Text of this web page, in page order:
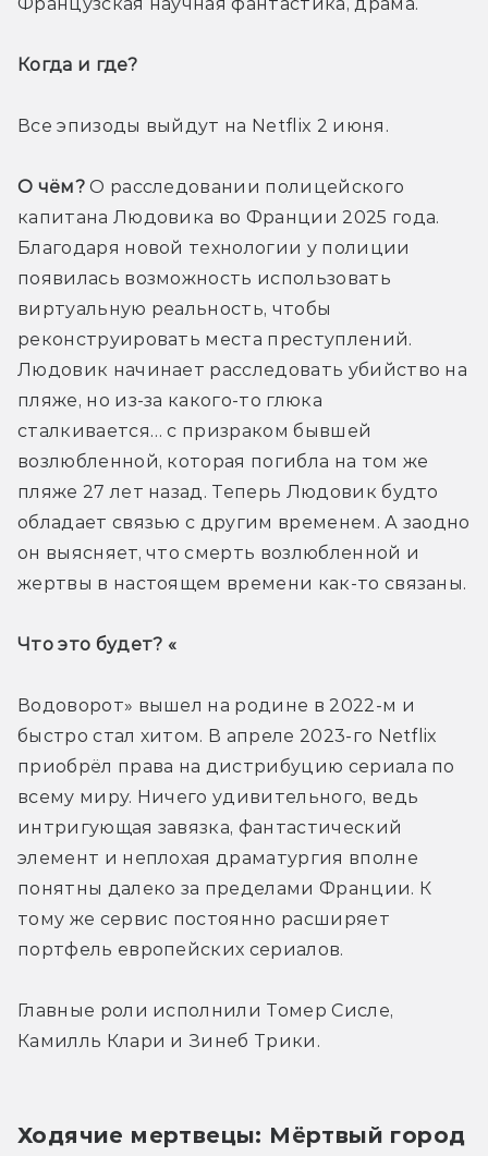
Когда и где?
Все эпизоды выйдут на Netflix 2 июня.
О чём? О расследовании полицейского
капитана Людовика во Франции 2025 года.
Благодаря новой технологии у полиции
появилась возможность использовать
виртуальную реальность, чтобы
реконструировать места преступлений.
Людовик начинает расследовать убийство на
пляже, но из-за какого-то глюка
сталкивается… с призраком бывшей
возлюбленной, которая погибла на том же
пляже 27 лет назад. Теперь Людовик будто
обладает связью с другим временем. А заодно
он выясняет, что смерть возлюбленной и
жертвы в настоящем времени как-то связаны.
Что это будет? «
Водоворот» вышел на родине в 2022-м и
быстро стал хитом. В апреле 2023-го Netflix
приобрёл права на дистрибуцию сериала по
всему миру. Ничего удивительного, ведь
интригующая завязка, фантастический
элемент и неплохая драматургия вполне
понятны далеко за пределами Франции. К
тому же сервис постоянно расширяет
портфель европейских сериалов.
Главные роли исполнили Томер Сисле,
Камилль Клари и Зинеб Трики.
Ходячие мертвецы: Мёртвый город